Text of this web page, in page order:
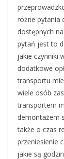
różne pytania
dostępnych
pytań jest to
jakie czynniki
dodatkowe
transportu
wiele osób
transportem
demontażem
także o czas
przeniesienie
jakie są